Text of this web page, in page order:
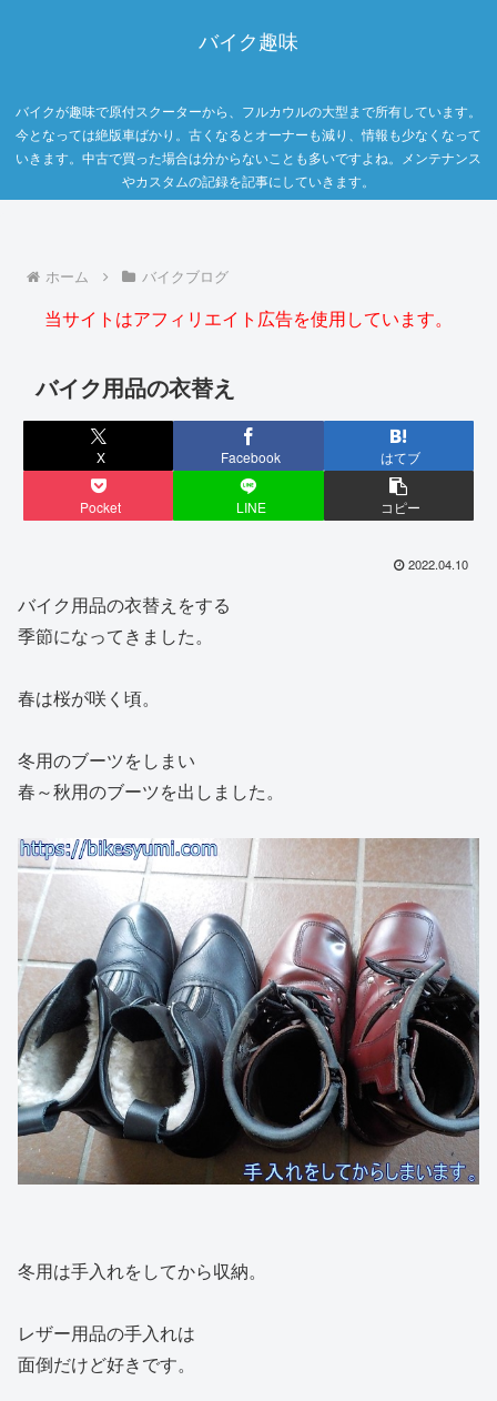
バイク趣味
バイクが趣味で原付スクーターから、フルカウルの大型まで所有しています。
今となっては絶版車ばかり。古くなるとオーナーも減り、情報も少なくなって
いきます。中古で買った場合は分からないことも多いですよね。メンテナンス
やカスタムの記録を記事にしていきます。
ホーム バイクブログ
当サイトはアフィリエイト広告を使用しています。
バイク用品の衣替え
X Facebook はてブ
Pocket LINE コピー
2022.04.10
バイク用品の衣替えをする
季節になってきました。
春は桜が咲く頃。
冬用のブーツをしまい
春～秋用のブーツを出しました。
冬用は手入れをしてから収納。
レザー用品の手入れは
面倒だけど好きです。